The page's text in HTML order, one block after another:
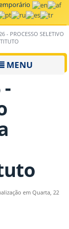
- PROCESSO SELETIVO
MENU
em Quarta, 22